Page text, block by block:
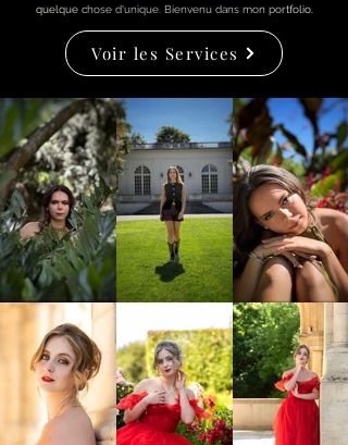
quelque chose d'unique. Bienvenu dans mon portfolio.
Voir les Services